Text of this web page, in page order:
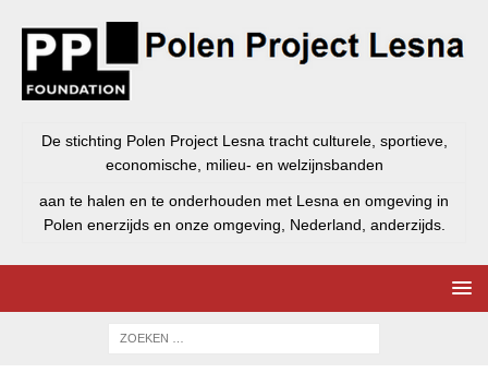
De stichting Polen Project Lesna tracht culturele, sportieve,
economische, milieu- en welzijnsbanden
aan te halen en te onderhouden met Lesna en omgeving in
Polen enerzijds en onze omgeving, Nederland, anderzijds.